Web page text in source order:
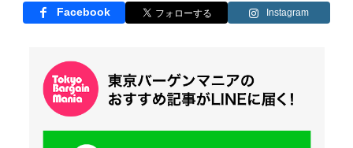
Facebook Instagram